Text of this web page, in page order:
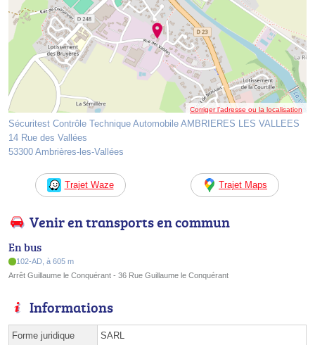
Corriger l’adresse ou la localisation
Sécuritest Contrôle Technique Automobile AMBRIERES LES VALLEES
14 Rue des Vallées
53300 Ambrières-les-Vallées
Trajet Waze Trajet Maps
Venir en transports en commun
En bus
102-AD, à 605 m
Arrêt Guillaume le Conquérant - 36 Rue Guillaume le Conquérant
Informations
Forme juridique SARL